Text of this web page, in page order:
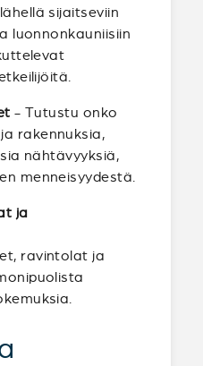
sijaitseviin
luonnonkauniisiin
- Tutustu onko
rakennuksia,
nähtävyyksiä,
menneisyydestä.
ja
ravintolat ja